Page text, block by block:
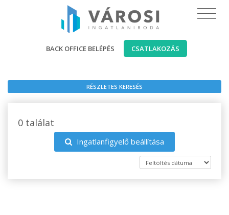
BACK OFFICE BELÉPÉS CSATLAKOZÁS
RÉSZLETES KERESÉS
0 találat
Ingatlanfigyelő beállítása